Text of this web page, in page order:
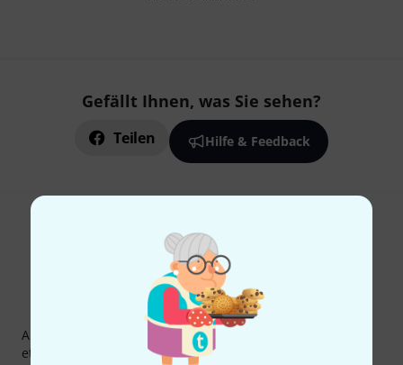
Gefällt Ihnen, was Sie sehen?
Teilen Hilfe & Feedback
Thomann Newsletter
Abonniere den Thomann Newsletter und gewinne mit
etwas Glück einen von50 Gutscheinen